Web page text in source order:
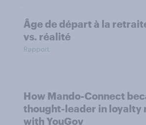
Âge de départ à la
vs. réalité
Rapport
How Mando-Connect
thought-leader in loyalty
with YouGov